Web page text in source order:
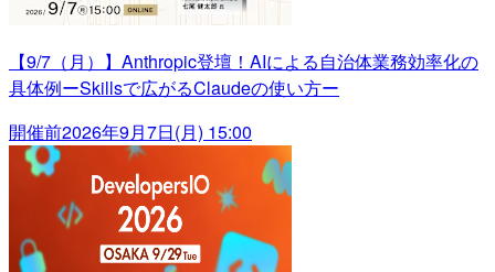
【9/7（月）】Anthropic登壇！AIによる自治体業務効率化の
具体例ーSkillsで広がるClaudeの使い方ー
開催前2026年9月7日(月) 15:00